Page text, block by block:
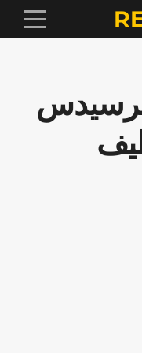
مرسيدس